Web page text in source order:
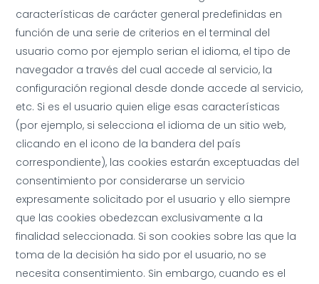
características de carácter general predefinidas en
función de una serie de criterios en el terminal del
usuario como por ejemplo serian el idioma, el tipo de
navegador a través del cual accede al servicio, la
configuración regional desde donde accede al servicio,
etc. Si es el usuario quien elige esas características
(por ejemplo, si selecciona el idioma de un sitio web,
clicando en el icono de la bandera del país
correspondiente), las cookies estarán exceptuadas del
consentimiento por considerarse un servicio
expresamente solicitado por el usuario y ello siempre
que las cookies obedezcan exclusivamente a la
finalidad seleccionada. Si son cookies sobre las que la
toma de la decisión ha sido por el usuario, no se
necesita consentimiento. Sin embargo, cuando es el